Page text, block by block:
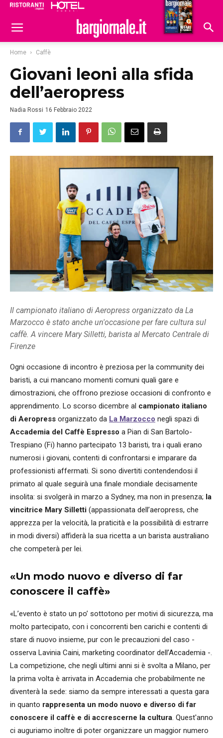
Hoteldomani
Home Caffè
Giovani leoni alla sfida
dell’aeropress
Nadia Rossi 16 Febbraio 2022
Il campionato italiano di Aeropress organizzato da La
Marzocco è stato anche un'occasione per fare cultura sul
caffè. A vincere Mary Silletti, barista al Mercato Centrale di
Firenze
Ogni occasione di incontro è preziosa per la community dei
baristi, a cui mancano momenti comuni quali gare e
dimostrazioni, che offrono preziose occasioni di confronto e
apprendimento. Lo scorso dicembre al campionato italiano
di Aeropress organizzato da La Marzocco negli spazi di
Accademia del Caffè Espresso a Pian di San Bartolo-
Trespiano (Fi) hanno partecipato 13 baristi, tra i quali erano
numerosi i giovani, contenti di confrontarsi e imparare da
professionisti affermati. Si sono divertiti contendendosi il
primato al quale seguirà una finale mondiale decisamente
insolita: si svolgerà in marzo a Sydney, ma non in presenza; la
vincitrice Mary Silletti (appassionata dell’aeropress, che
apprezza per la velocità, la praticità e la possibilità di estrarre
in modi diversi) affiderà la sua ricetta a un barista australiano
che competerà per lei.
«Un modo nuovo e diverso di far
conoscere il caffè»
«L’evento è stato un po’ sottotono per motivi di sicurezza, ma
molto partecipato, con i concorrenti ben carichi e contenti di
stare di nuovo insieme, pur con le precauzioni del caso -
osserva Lavinia Caini, marketing coordinator dell’Accademia -.
La competizione, che negli ultimi anni si è svolta a Milano, per
la prima volta è arrivata in Accademia che probabilmente ne
diventerà la sede: siamo da sempre interessati a questa gara
in quanto rappresenta un modo nuovo e diverso di far
conoscere il caffè e di accrescerne la cultura. Quest'anno
ci auguriamo inoltre di poter organizzare un maggior numero